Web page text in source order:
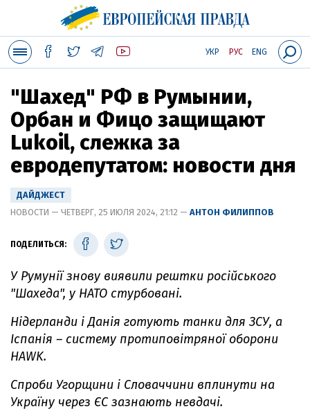
УКР РУС ENG
"Шахед" РФ в Румынии,
Орбан и Фицо защищают
Lukoil, слежка за
евродепутатом: новости дня
ДАЙДЖЕСТ
НОВОСТИ — ЧЕТВЕРГ, 25 ИЮЛЯ 2024, 21:12 — АНТОН ФИЛИППОВ
ПОДЕЛИТЬСЯ:
У Румунії знову виявили рештки російського
"Шахеда", у НАТО стурбовані.
Нідерланди і Данія готують танки для ЗСУ, а
Іспанія – систему протиповітряної оборони
HAWK.
Спроби Угорщини і Словаччини вплинути на
Україну через ЄС зазнають невдачі.